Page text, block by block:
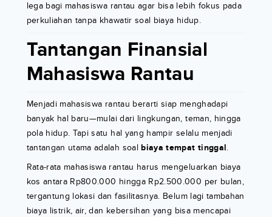
lega bagi mahasiswa rantau agar bisa lebih fokus pada
perkuliahan tanpa khawatir soal biaya hidup.
Tantangan Finansial
Mahasiswa Rantau
Menjadi mahasiswa rantau berarti siap menghadapi
banyak hal baru—mulai dari lingkungan, teman, hingga
pola hidup. Tapi satu hal yang hampir selalu menjadi
tantangan utama adalah soalbiaya tempat tinggal.
Rata-rata mahasiswa rantau harus mengeluarkan biaya
kos antara Rp800.000 hingga Rp2.500.000 per bulan,
tergantung lokasi dan fasilitasnya. Belum lagi tambahan
biaya listrik, air, dan kebersihan yang bisa mencapai